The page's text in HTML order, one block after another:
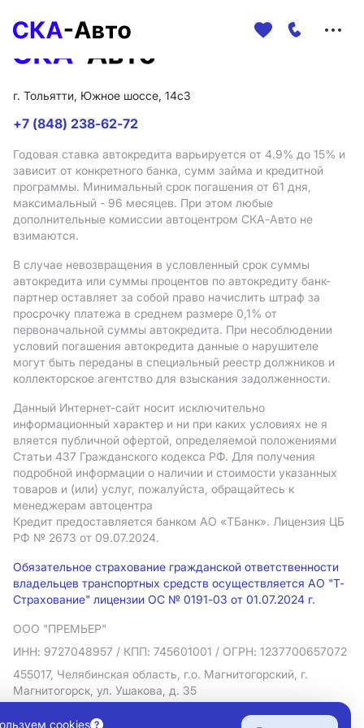
г. Тольятти, Южное шоссе, 14с3
+7 (848) 238-62-72
Годовая ставка автокредита варьируется от 4.9% до 15% и
зависит от конкретного банка, сумм займа и кредитной
программы. Минимальный срок погашения от 61 дня,
максимальный - 96 месяцев. При этом любые
дополнительные комиссии автоцентром СКА-Авто не
взимаются.
В случае невозвращения в условленный срок суммы
автокредита или суммы процентов по автокредиту банк-
партнер оставляет за собой право начислить штраф за
просрочку платежа в среднем размере 0,1% от
первоначальной суммы автокредита. При несоблюдении
условий погашения автокредита данные о нарушителе
могут быть переданы в специальный реестр должников и
коллекторское агентство для взыскания задолженности.
Данный Интернет-сайт носит исключительно
информационный характер и ни при каких условиях не я
вляется публичной офертой, определяемой положениями
Статьи 437 Гражданского кодекса РФ. Для получения
подробной информации о наличии и стоимости указанных
товаров и (или) услуг, пожалуйста, обращайтесь к
менеджерам автоцентра
Кредит предоставляется банком АO «ТБанк». Лицензия ЦБ
РФ № 2673 от 09.07.2024.
Обязательное страхование гражданской ответственности
владельцев транспортных средств осуществляется АО "Т-
Страхование" лицензии ОС № 0191-03 от 01.07.2024 г.
ООО "ПРЕМЬЕР"
ИНН: 9727048957 / КПП: 745601001 / ОГРН: 1237700657072
455017, Челябинская область, г.о. Магнитогорский, г.
Магнитогорск, ул. Ушакова, д. 35
Политика в отношении обработки персональных данных
cookies